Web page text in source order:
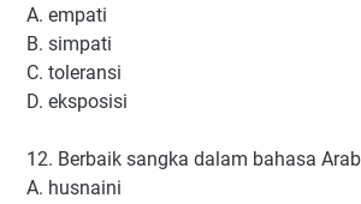
A. empati
B. simpati
C. toleransi
D. eksposisi
12. Berbaik sangka dalam bahasa
A. husnaini